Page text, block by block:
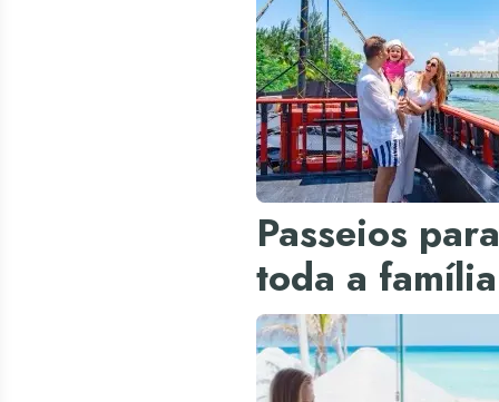
Passeios para
toda a família